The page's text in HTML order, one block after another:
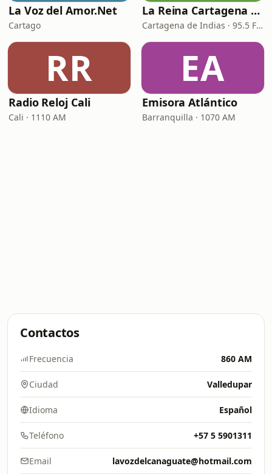
La Voz del Amor.Net
Cartago
La Reina Cartagena de Indias
Cartagena de Indias · 95.5 FM
RR
Radio Reloj Cali
Cali · 1110 AM
EA
Emisora Atlántico
Barranquilla · 1070 AM
Contactos
Frecuencia 860 AM
Ciudad Valledupar
Idioma Español
Teléfono +57 5 5901311
Email lavozdelcanaguate@hotmail.com